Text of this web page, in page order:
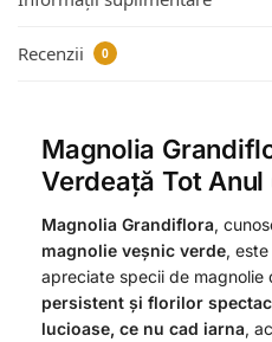
Recenzii 0
Magnolia
Verdeață Tot Anul
Magnolia Grandiflora,
magnolie veșnic verde,
apreciate specii de magnolie
persistent și florilor
lucioase, ce nu cad iarna,